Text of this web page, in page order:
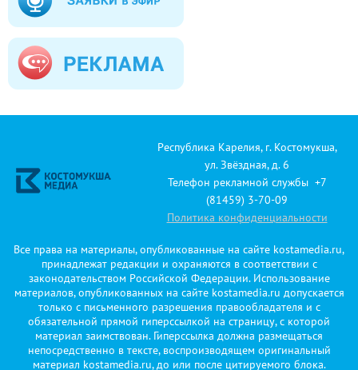
Республика Карелия, г. Костомукша,
ул. Звёздная, д. 6
Телефон рекламной службы +7
(81459) 3-70-09
Политика конфиденциальности
Все права на материалы, опубликованные на сайте kostamedia.ru,
принадлежат редакции и охраняются в соответствии с
законодательством Российской Федерации. Использование
материалов, опубликованных на сайте kostamedia.ru допускается
только с письменного разрешения правообладателя и с
обязательной прямой гиперссылкой на страницу, с которой
материал заимствован. Гиперссылка должна размещаться
непосредственно в тексте, воспроизводящем оригинальный
материал kostamedia.ru, до или после цитируемого блока.